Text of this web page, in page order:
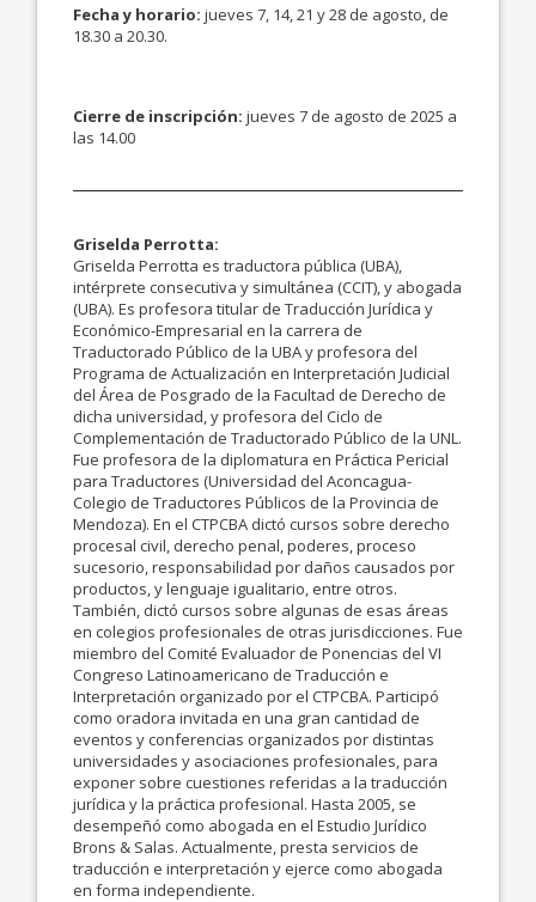
Fecha y horario: jueves 7, 14, 21 y 28 de agosto, de
18.30 a 20.30.
Cierre de inscripción: jueves 7 de agosto de 2025 a
las 14.00
Griselda Perrotta:
Griselda Perrotta es traductora pública (UBA),
intérprete consecutiva y simultánea (CCIT), y abogada
(UBA). Es profesora titular de Traducción Jurídica y
Económico-Empresarial en la carrera de
Traductorado Público de la UBA y profesora del
Programa de Actualización en Interpretación Judicial
del Área de Posgrado de la Facultad de Derecho de
dicha universidad, y profesora del Ciclo de
Complementación de Traductorado Público de la UNL.
Fue profesora de la diplomatura en Práctica Pericial
para Traductores (Universidad del Aconcagua-
Colegio de Traductores Públicos de la Provincia de
Mendoza). En el CTPCBA dictó cursos sobre derecho
procesal civil, derecho penal, poderes, proceso
sucesorio, responsabilidad por daños causados por
productos, y lenguaje igualitario, entre otros.
También, dictó cursos sobre algunas de esas áreas
en colegios profesionales de otras jurisdicciones. Fue
miembro del Comité Evaluador de Ponencias del VI
Congreso Latinoamericano de Traducción e
Interpretación organizado por el CTPCBA. Participó
como oradora invitada en una gran cantidad de
eventos y conferencias organizados por distintas
universidades y asociaciones profesionales, para
exponer sobre cuestiones referidas a la traducción
jurídica y la práctica profesional. Hasta 2005, se
desempeñó como abogada en el Estudio Jurídico
Brons & Salas. Actualmente, presta servicios de
traducción e interpretación y ejerce como abogada
en forma independiente.